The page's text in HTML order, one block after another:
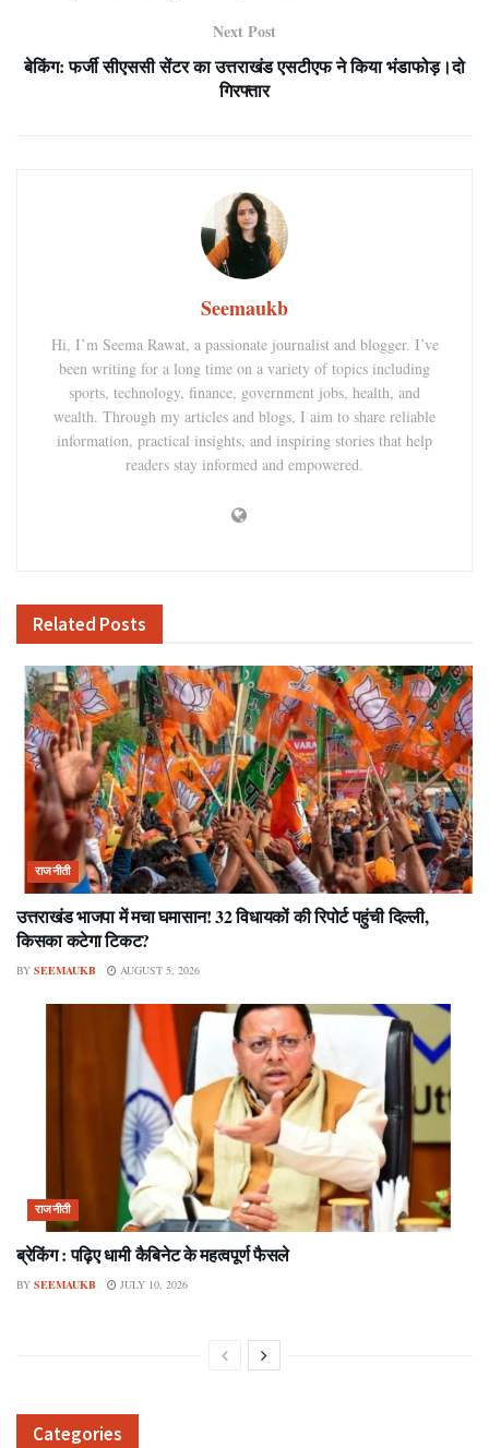
Next Post
बेकिंग: फर्जी सीएससी सेंटर का उत्तराखंड एसटीएफ ने किया भंडाफोड़।दो
गिरफ्तार
Seemaukb
Hi, I’m Seema Rawat, a passionate journalist and blogger. I’ve
been writing for a long time on a variety of topics including
sports, technology, finance, government jobs, health, and
wealth. Through my articles and blogs, I aim to share reliable
information, practical insights, and inspiring stories that help
readers stay informed and empowered.
Related Posts
राजनीती
उत्तराखंड भाजपा में मचा घमासान! 32 विधायकों की रिपोर्ट पहुंची दिल्ली,
किसका कटेगा टिकट?
BY SEEMAUKB AUGUST 5, 2026
राजनीती
ब्रेकिंग : पढ़िए धामी कैबिनेट के महत्वपूर्ण फैसले
BY SEEMAUKB JULY 10, 2026
Categories